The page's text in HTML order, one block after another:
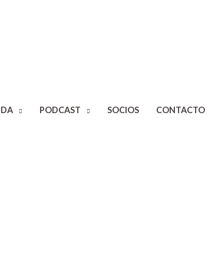
PODCAST SOCIOS CONTACTO